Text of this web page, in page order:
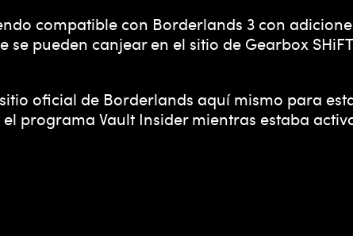
compatible con Borderlands 3 con
se pueden canjear en el sitio de Gearbox
oficial de Borderlands aquí mismo para
programa Vault Insider mientras estaba